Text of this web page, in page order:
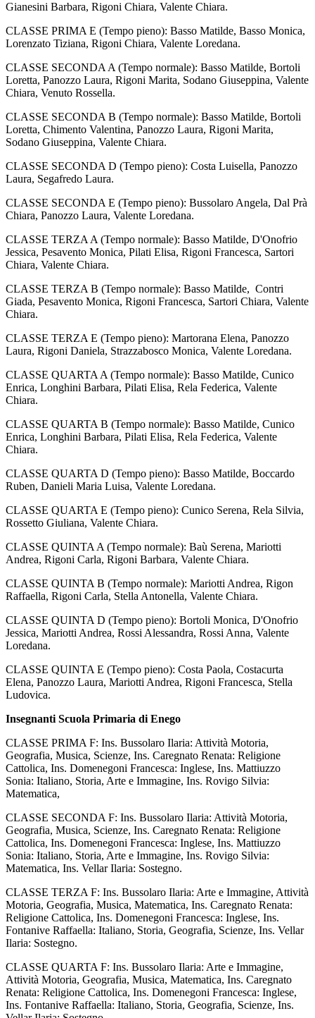
Gianesini Barbara, Rigoni Chiara, Valente Chiara.
CLASSE PRIMA E (Tempo pieno): Basso Matilde, Basso Monica,
Lorenzato Tiziana, Rigoni Chiara, Valente Loredana.
CLASSE SECONDA A (Tempo normale): Basso Matilde, Bortoli
Loretta, Panozzo Laura, Rigoni Marita, Sodano Giuseppina, Valente
Chiara, Venuto Rossella.
CLASSE SECONDA B (Tempo normale): Basso Matilde, Bortoli
Loretta, Chimento Valentina, Panozzo Laura, Rigoni Marita,
Sodano Giuseppina, Valente Chiara.
CLASSE SECONDA D (Tempo pieno): Costa Luisella, Panozzo
Laura, Segafredo Laura.
CLASSE SECONDA E (Tempo pieno): Bussolaro Angela, Dal Prà
Chiara, Panozzo Laura, Valente Loredana.
CLASSE TERZA A (Tempo normale): Basso Matilde, D'Onofrio
Jessica, Pesavento Monica, Pilati Elisa, Rigoni Francesca, Sartori
Chiara, Valente Chiara.
CLASSE TERZA B (Tempo normale): Basso Matilde, Contri
Giada, Pesavento Monica, Rigoni Francesca, Sartori Chiara, Valente
Chiara.
CLASSE TERZA E (Tempo pieno): Martorana Elena, Panozzo
Laura, Rigoni Daniela, Strazzabosco Monica, Valente Loredana.
CLASSE QUARTA A (Tempo normale): Basso Matilde, Cunico
Enrica, Longhini Barbara, Pilati Elisa, Rela Federica, Valente
Chiara.
CLASSE QUARTA B (Tempo normale): Basso Matilde, Cunico
Enrica, Longhini Barbara, Pilati Elisa, Rela Federica, Valente
Chiara.
CLASSE QUARTA D (Tempo pieno): Basso Matilde, Boccardo
Ruben, Danieli Maria Luisa, Valente Loredana.
CLASSE QUARTA E (Tempo pieno): Cunico Serena, Rela Silvia,
Rossetto Giuliana, Valente Chiara.
CLASSE QUINTA A (Tempo normale): Baù Serena, Mariotti
Andrea, Rigoni Carla, Rigoni Barbara, Valente Chiara.
CLASSE QUINTA B (Tempo normale): Mariotti Andrea, Rigon
Raffaella, Rigoni Carla, Stella Antonella, Valente Chiara.
CLASSE QUINTA D (Tempo pieno): Bortoli Monica, D'Onofrio
Jessica, Mariotti Andrea, Rossi Alessandra, Rossi Anna, Valente
Loredana.
CLASSE QUINTA E (Tempo pieno): Costa Paola, Costacurta
Elena, Panozzo Laura, Mariotti Andrea, Rigoni Francesca, Stella
Ludovica.
Insegnanti Scuola Primaria di Enego
CLASSE PRIMA F: Ins. Bussolaro Ilaria: Attività Motoria,
Geografia, Musica, Scienze, Ins. Caregnato Renata: Religione
Cattolica, Ins. Domenegoni Francesca: Inglese, Ins. Mattiuzzo
Sonia: Italiano, Storia, Arte e Immagine, Ins. Rovigo Silvia:
Matematica,
CLASSE SECONDA F: Ins. Bussolaro Ilaria: Attività Motoria,
Geografia, Musica, Scienze, Ins. Caregnato Renata: Religione
Cattolica, Ins. Domenegoni Francesca: Inglese, Ins. Mattiuzzo
Sonia: Italiano, Storia, Arte e Immagine, Ins. Rovigo Silvia:
Matematica, Ins. Vellar Ilaria: Sostegno.
CLASSE TERZA F: Ins. Bussolaro Ilaria: Arte e Immagine, Attività
Motoria, Geografia, Musica, Matematica, Ins. Caregnato Renata:
Religione Cattolica, Ins. Domenegoni Francesca: Inglese, Ins.
Fontanive Raffaella: Italiano, Storia, Geografia, Scienze, Ins. Vellar
Ilaria: Sostegno.
CLASSE QUARTA F: Ins. Bussolaro Ilaria: Arte e Immagine,
Attività Motoria, Geografia, Musica, Matematica, Ins. Caregnato
Renata: Religione Cattolica, Ins. Domenegoni Francesca: Inglese,
Ins. Fontanive Raffaella: Italiano, Storia, Geografia, Scienze, Ins.